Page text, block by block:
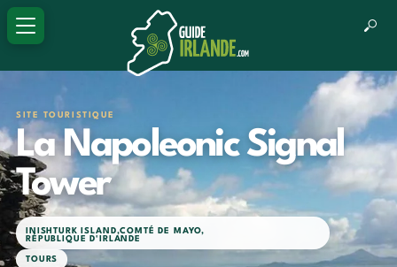
SITE TOURISTIQUE
La Napoleonic Signal
Tower
INISHTURK ISLAND,COMTÉ DE MAYO,
RÉPUBLIQUE D'IRLANDE
TOURS